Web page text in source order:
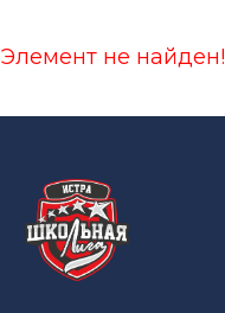
Элемент не найден!